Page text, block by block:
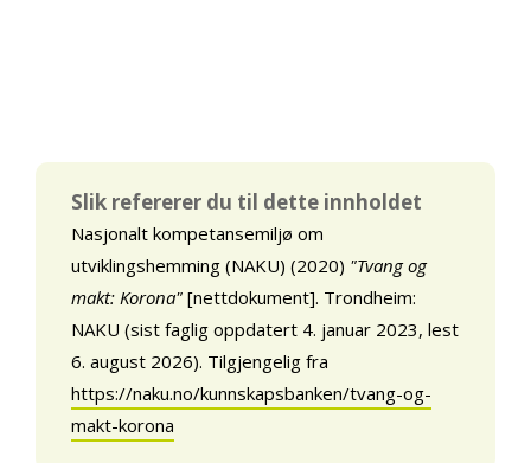
Slik refererer du til dette innholdet
Nasjonalt kompetansemiljø om
utviklingshemming (NAKU) (2020) "Tvang og
makt: Korona" [nettdokument]. Trondheim:
NAKU (sist faglig oppdatert 4. januar 2023, lest
6. august 2026). Tilgjengelig fra
https://naku.no/kunnskapsbanken/tvang-og-
makt-korona